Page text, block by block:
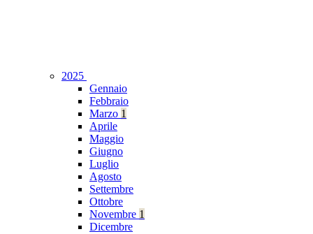
2025
Gennaio
Febbraio
Marzo 1
Aprile
Maggio
Giugno
Luglio
Agosto
Settembre
Ottobre
Novembre 1
Dicembre